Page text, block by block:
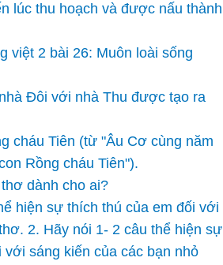
lúc thu hoạch và được nấu thành
việt 2 bài 26: Muôn loài sống
Đôi với nhà Thu được tạo ra
cháu Tiên (từ "Âu Cơ cùng năm
Rồng cháu Tiên").
dành cho ai?
hiện sự thích thú của em đối với
2. Hãy nói 1- 2 câu thể hiện sự
với sáng kiến của các bạn nhỏ